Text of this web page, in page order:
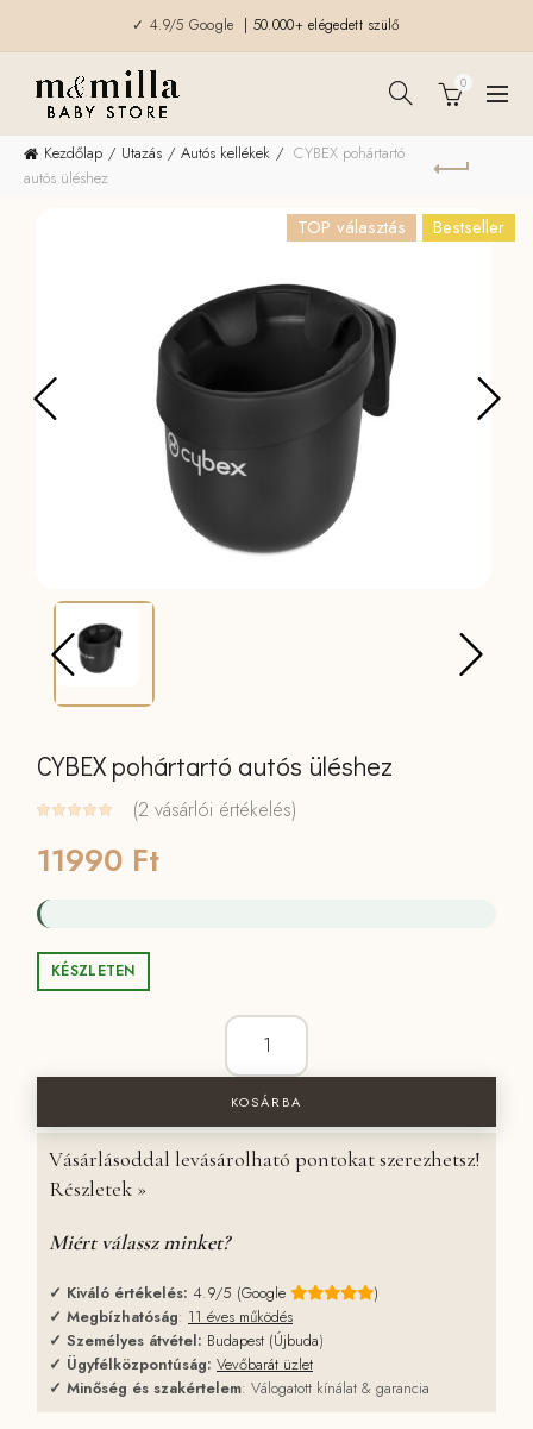
✓ 4.9/5 Google | 50.000+ elégedett szülő
0
Kezdőlap Utazás Autós kellékek
CYBEX pohártartó
autós üléshez
TOP választás Bestseller
CYBEX pohártartó autós üléshez
(2 vásárlói értékelés)
11990 Ft
KÉSZLETEN
CYBEX pohártartó autós üléshez
KOSÁRBA
Vásárlásoddal levásárolható pontokat szerezhetsz!
Részletek »
Miért válassz minket?
✓ Kiváló értékelés: 4.9/5 (Google
)
✓ Megbízhatóság: 11 éves működés
✓ Személyes átvétel: Budapest (Újbuda)
✓ Ügyfélközpontúság: Vevőbarát üzlet
✓ Minőség és szakértelem: Válogatott kínálat & garancia